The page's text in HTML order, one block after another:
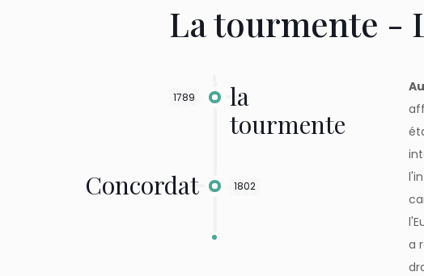
La tourmente -
1789
la
tourmente
1802
Concordat
a